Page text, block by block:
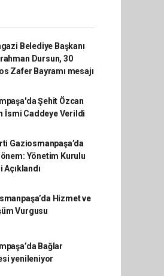
Belediye Başkanı
Dursun, 30
Zafer Bayramı mesajı
Şehit Özcan
İsmi Caddeye Verildi
Gaziosmanpaşa’da
Yönetim Kurulu
Açıklandı
Hizmet ve
Vurgusu
Bağlar
yenileniyor